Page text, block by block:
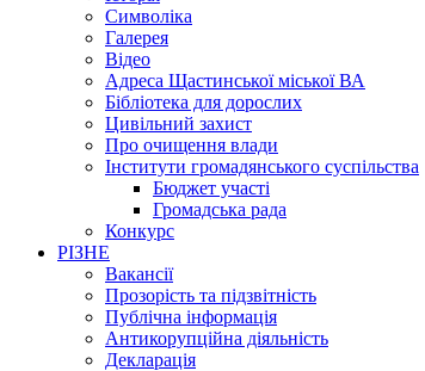
Символіка
Галерея
Відео
Адреса Щастинської міської ВА
Бібліотека для дорослих
Цивільний захист
Про очищення влади
Інститути громадянського суспільства
Бюджет участі
Громадська рада
Конкурс
РІЗНЕ
Вакансії
Прозорість та підзвітність
Публічна інформація
Антикорупційна діяльність
Декларація